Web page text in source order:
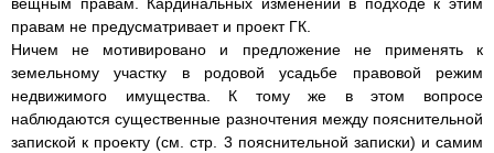
правам не предусматривает и проект ГК.
Ничем не мотивировано и предложение не применять к
земельному участку в родовой усадьбе правовой режим
недвижимого имущества. К тому же в этом вопросе
наблюдаются существенные разночтения между пояснительной
запиской к проекту (см. стр. 3 пояснительной записки) и самим